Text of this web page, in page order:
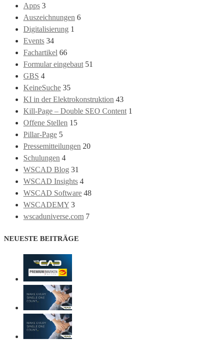
Apps 3
Auszeichnungen 6
Digitalisierung 1
Events 34
Fachartikel 66
Formular eingebaut 51
GBS 4
KeineSuche 35
KI in der Elektrokonstruktion 43
Kill-Page – Double SEO Content 1
Offene Stellen 15
Pillar-Page 5
Pressemitteilungen 20
Schulungen 4
WSCAD Blog 31
WSCAD Insights 4
WSCAD Software 48
WSCADEMY 3
wscaduniverse.com 7
NEUESTE BEITRÄGE